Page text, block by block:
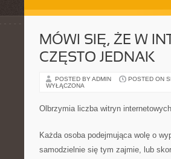
MÓWI SIĘ, ŻE W
CZĘSTO JEDNAK
POSTED BY ADMIN POSTED ON
WYŁĄCZONA
Olbrzymia liczba witryn
Każda osoba podejmująca wolę o
samodzielnie się tym zajmie, lub